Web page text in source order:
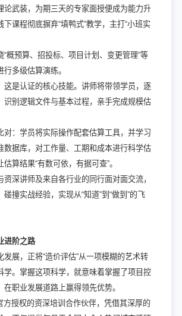
论武装，为期三天的专家面授便成为能力升
课程彻底摒弃“填鸭式”教学，主打“小班实
“概预算、招投标、项目计划、变更管理”等
多级估算演练。
这是认证的核心技能。讲师将带领学员，逐
识别逻辑文件与基本过程，亲手完成规模估
对：学员将实际操作配套估算工具，并学习
数据库，对工作量、工期和成本进行科学估
算结果“有数可依，有据可查”。
资深讲师及来自各行业的同行面对面交流，
撞实战经验，实现从“知道”到“做到”的飞
进阶之路
发展，正将“造价评估”从一项模糊的艺术转
学。掌握这项科学，就意味着掌握了项目控
职业发展道路上赢得领先优势。
方授权的资深培训合作伙伴，凭借其深厚的